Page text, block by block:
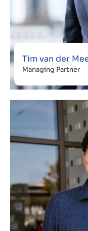
Tim van der
Managing Partner